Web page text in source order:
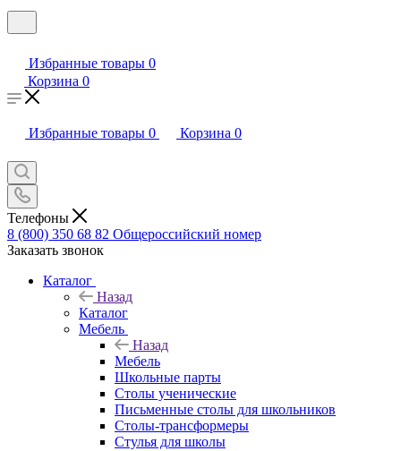
Избранные товары 0
Корзина 0
Избранные товары 0 Корзина 0
Телефоны
8 (800) 350 68 82 Общероссийский номер
Заказать звонок
Каталог
Назад
Каталог
Мебель
Назад
Мебель
Школьные парты
Столы ученические
Письменные столы для школьников
Столы-трансформеры
Стулья для школы